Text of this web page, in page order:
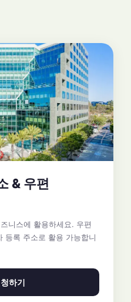
& 우편
니스에 활용하세요. 우편
등록 주소로 활용 가능합니
하기